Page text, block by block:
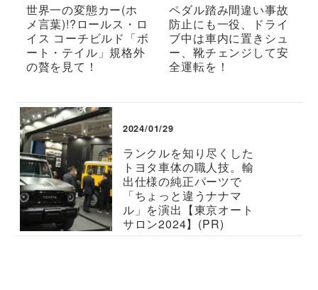
世界一の変態カー(ホ
メ言葉)!?ロールス・ロ
イス コーチビルド「ボ
ート・テイル」規格外
の贅を見て！
ペダル踏み間違い事故
防止にも一役、ドライ
ブ中は車内に置きシュ
ー、靴チェンジして安
全運転を！
2024/01/29
ランクルを知り尽くした
トヨタ車体の職人技。輸
出仕様の純正パーツで
「ちょっと違うナナマ
ル」を演出【東京オート
サロン2024】(PR)